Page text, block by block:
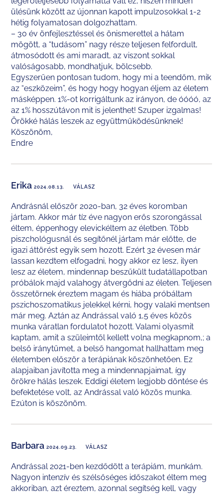
ülésünk között az újonnan kapott impulzosokkal 1-2
hétig folyamatosan dolgozhattam.
– 30 év önfejlesztéssel és önismerettel a hátam
mögött, a “tudásom” nagy része teljesen felfordult,
átmosódott és ami maradt, az viszont sokkal
valóságosabb, mondhatjuk, bölcsebb.
Egyszerűen pontosan tudom, hogy mi a teendőm, mik
az “eszközeim”, és hogy hogy hogyan éljem az életem
másképpen. 1%-ot korrigáltunk az irányon, de óóóó, az
az 1% hosszútávon mit is jelenthet! Szuper izgalmas!
Örökké hálás leszek az együttműködésünknek!
Köszönöm,
Endre
Erika2024.08.13. VÁLASZ
Andrásnál először 2020-ban, 32 éves koromban
jártam. Akkor már tíz éve nagyon erős szorongással
éltem, éppenhogy elevickéltem az életben. Több
piszchológusnál és segítőnél jártam már előtte, de
igazi áttörést egyik sem hozott. Ezért 32 évesen már
lassan kezdtem elfogadni, hogy akkor ez lesz, ilyen
lesz az életem, mindennap beszűkült tudatállapotban
próbálok majd valahogy átvergődni az életen. Teljesen
összetörnek éreztem magam és hiába próbáltam
pszichoszomatikus jelekkel kérni, hogy valaki mentsen
már meg. Aztán az Andrással való 1,5 éves közös
munka váratlan fordulatot hozott. Valami olyasmit
kaptam, amit a szüleimtől kellett volna megkapnom,; a
belső iránytűmet, a belső hangomat hallhattam meg
életemben először a terápiának köszönhetően. Ez
alapjaiban javította meg a mindennapjaimat, így
örökre hálás leszek. Eddigi életem legjobb döntése és
befektetése volt, az Andrással való közös munka.
Ezúton is köszönöm.
Barbara2024.09.23. VÁLASZ
Andrással 2021-ben kezdődött a terápiám, munkám.
Nagyon intenzív és szélsőséges időszakot éltem meg
akkoriban, azt éreztem, azonnal segítség kell, vagy